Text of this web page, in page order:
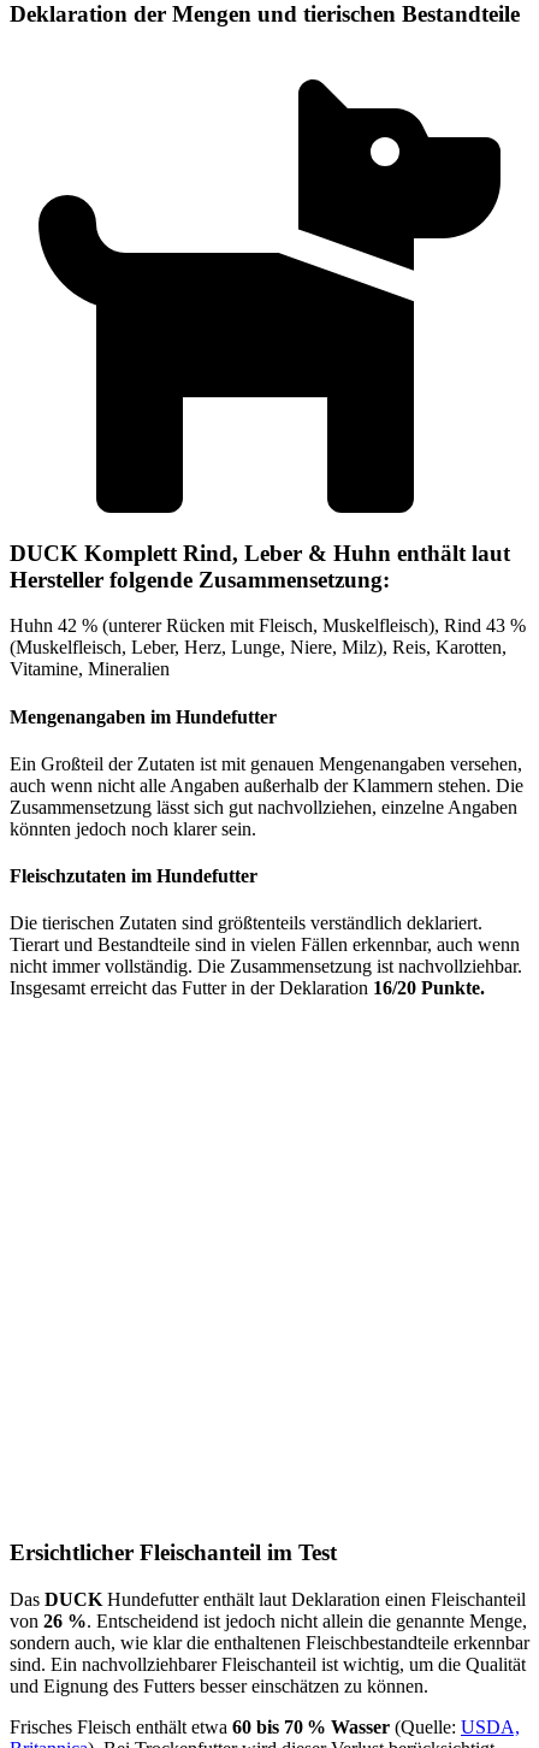
Deklaration der Mengen und tierischen Bestandteile
DUCK Komplett Rind, Leber & Huhn enthält laut
Hersteller folgende Zusammensetzung:
Huhn 42 % (unterer Rücken mit Fleisch, Muskelfleisch), Rind 43 %
(Muskelfleisch, Leber, Herz, Lunge, Niere, Milz), Reis, Karotten,
Vitamine, Mineralien
Mengenangaben im Hundefutter
Ein Großteil der Zutaten ist mit genauen Mengenangaben versehen,
auch wenn nicht alle Angaben außerhalb der Klammern stehen. Die
Zusammensetzung lässt sich gut nachvollziehen, einzelne Angaben
könnten jedoch noch klarer sein.
Fleischzutaten im Hundefutter
Die tierischen Zutaten sind größtenteils verständlich deklariert.
Tierart und Bestandteile sind in vielen Fällen erkennbar, auch wenn
nicht immer vollständig. Die Zusammensetzung ist nachvollziehbar.
Insgesamt erreicht das Futter in der Deklaration 16/20 Punkte.
Ersichtlicher Fleischanteil im Test
Das DUCK Hundefutter enthält laut Deklaration einen Fleischanteil
von 26 %. Entscheidend ist jedoch nicht allein die genannte Menge,
sondern auch, wie klar die enthaltenen Fleischbestandteile erkennbar
sind. Ein nachvollziehbarer Fleischanteil ist wichtig, um die Qualität
und Eignung des Futters besser einschätzen zu können.
Frisches Fleisch enthält etwa 60 bis 70 % Wasser (Quelle: USDA,